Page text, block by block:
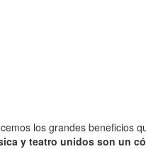
los grandes beneficios
y teatro unidos son un